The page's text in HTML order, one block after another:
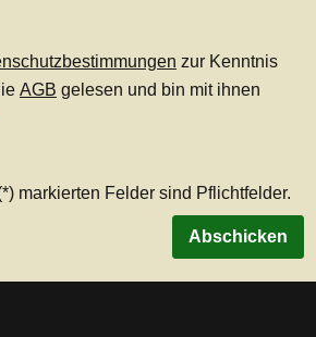
zur Kenntnis
AGB gelesen und bin mit ihnen
markierten Felder sind Pflichtfelder.
Abschicken